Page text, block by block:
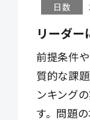
日数
リーダ
前提条件
質的な課
ンキング
す。問題